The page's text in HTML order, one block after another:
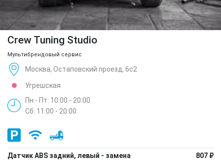
Crew Tuning Studio
Мультибрендовый сервис
Москва, Остаповский проезд, 6с2
Угрешская
Пн - Пт: 10:00 - 20:00
Сб: 11:00 - 20:00
Датчик ABS задний, левый - замена 807 ₽